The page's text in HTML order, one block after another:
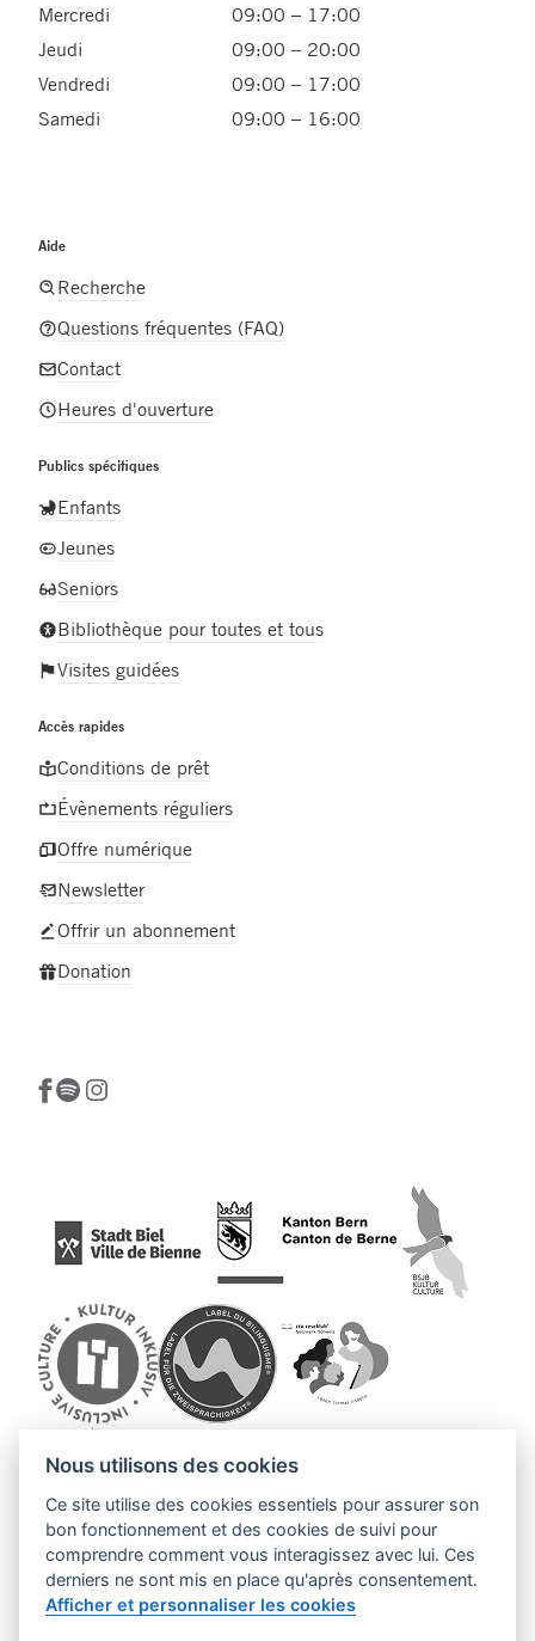
Mercredi
09:00 – 17:00
Jeudi
09:00 – 20:00
Vendredi
09:00 – 17:00
Samedi
09:00 – 16:00
Aide
Recherche
Questions fréquentes (FAQ)
Contact
Heures d'ouverture
Publics spécifiques
Enfants
Jeunes
Seniors
Bibliothèque pour toutes et tous
Visites guidées
Accès rapides
Conditions de prêt
Évènements réguliers
Offre numérique
Newsletter
Offrir un abonnement
Donation
Nous utilisons des cookies
Ce site utilise des cookies essentiels pour assurer son
bon fonctionnement et des cookies de suivi pour
comprendre comment vous interagissez avec lui. Ces
derniers ne sont mis en place qu'après consentement.
Afficher et personnaliser les cookies